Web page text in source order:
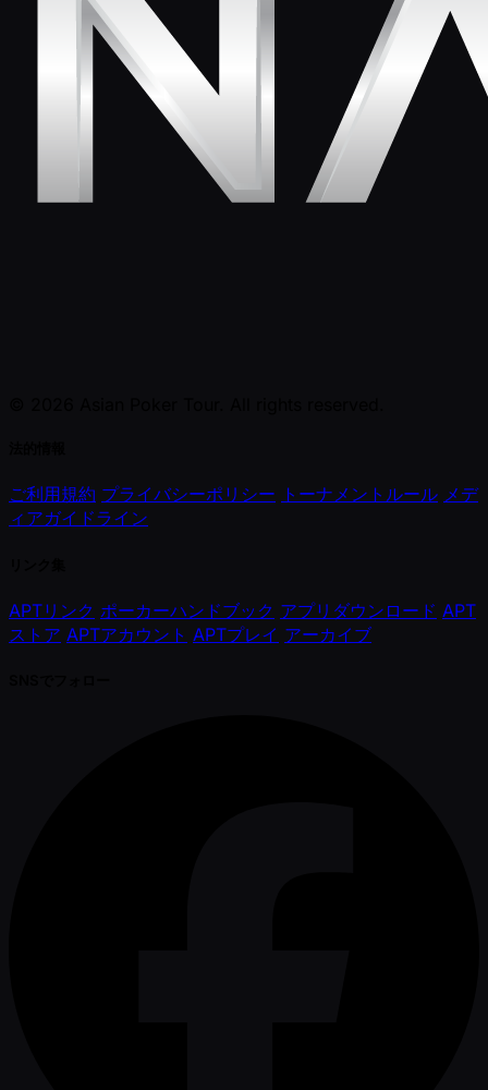
ご利用規約 プライバシーポリシー トーナメントルール メデ
ィアガイドライン
APTリンク ポーカーハンドブック アプリダウンロード APT
ストア APTアカウント APTプレイ アーカイブ